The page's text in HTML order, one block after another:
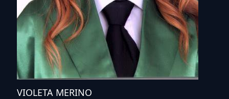
VIOLETA MERINO